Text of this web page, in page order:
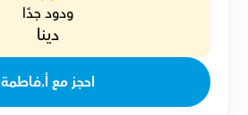
ودود جدًا
دينا
احجز مع أ.فاطمة